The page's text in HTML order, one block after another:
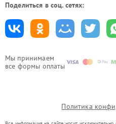
Мы принимаем
все формы оплаты
Поделиться в соц. сетях:
Политика